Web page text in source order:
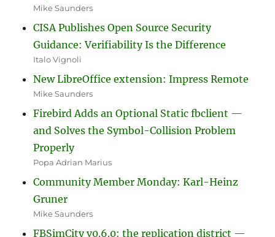
Mike Saunders
CISA Publishes Open Source Security
Guidance: Verifiability Is the Difference
Italo Vignoli
New LibreOffice extension: Impress Remote
Mike Saunders
Firebird Adds an Optional Static fbclient —
and Solves the Symbol-Collision Problem
Properly
Popa Adrian Marius
Community Member Monday: Karl-Heinz
Gruner
Mike Saunders
FBSimCity v0.6.0: the replication district —